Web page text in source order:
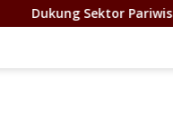
Pariwisata, Seni dan